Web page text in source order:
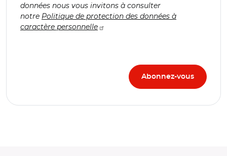
données nous vous invitons à consulter
notre Politique de protection des données à
caractère personnelle